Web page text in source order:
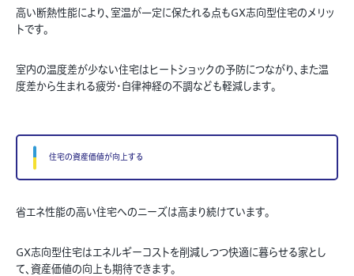
高い断熱性能により、室温が一定に保たれる点もGX志向型住宅のメリッ
トです。
室内の温度差が少ない住宅はヒートショックの予防につながり、また温
度差から生まれる疲労・自律神経の不調なども軽減します。
住宅の資産価値が向上する
省エネ性能の高い住宅へのニーズは高まり続けています。
GX志向型住宅はエネルギーコストを削減しつつ快適に暮らせる家とし
て、資産価値の向上も期待できます。